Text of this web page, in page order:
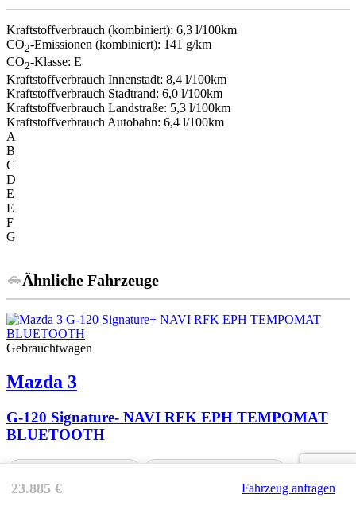
Kraftstoffverbrauch (kombiniert): 6,3 l/100km
CO2-Emissionen (kombiniert): 141 g/km
CO2-Klasse: E
Kraftstoffverbrauch Innenstadt: 8,4 l/100km
Kraftstoffverbrauch Stadtrand: 6,0 l/100km
Kraftstoffverbrauch Landstraße: 5,3 l/100km
Kraftstoffverbrauch Autobahn: 6,4 l/100km
A
B
C
D
E
E
F
G
Ähnliche Fahrzeuge
Gebrauchtwagen
Mazda 3
G-120 Signature- NAVI RFK EPH TEMPOMAT
BLUETOOTH
23.885 € Fahrzeug anfragen